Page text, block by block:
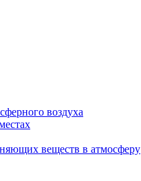
воздуха
веществ в атмосферу